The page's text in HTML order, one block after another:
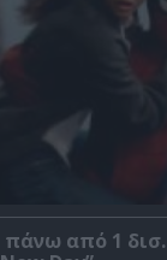
πάνω από 1